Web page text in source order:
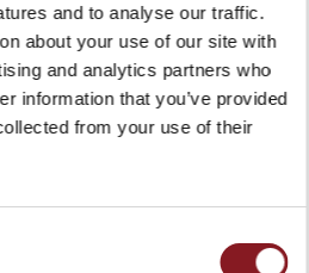
and to analyse our traffic.
about your use of our site with
and analytics partners who
information that you’ve provided
from your use of their
TRINCHADOR 18 CM ROJO